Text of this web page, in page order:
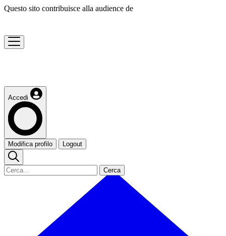
Questo sito contribuisce alla audience de
Accedi
Modifica profilo Logout
Cerca